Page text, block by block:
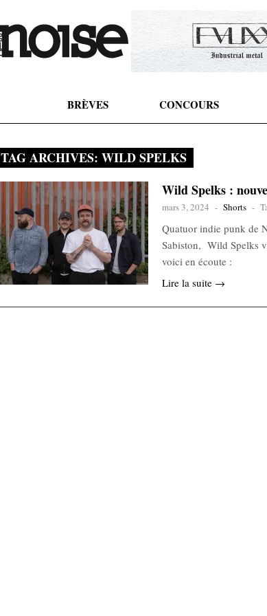
BRÈVES CONCOURS
TAG ARCHIVES: WILD SPELKS
Wild Spelks :
mars 3, 2024 - Shorts -
Quatuor indie punk de
Sabiston, Wild Spelks
voici en écoute :
Lire la suite →